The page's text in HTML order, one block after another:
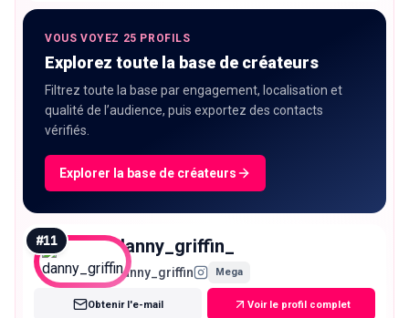
VOUS VOYEZ 25 PROFILS
Explorez toute la base de créateurs
Filtrez toute la base par engagement, localisation et
qualité de l’audience, puis exportez des contacts
vérifiés.
Explorer la base de créateurs
#11 danny_griffin_
danny_griffin Mega
Obtenir l'e-mail Voir le profil complet